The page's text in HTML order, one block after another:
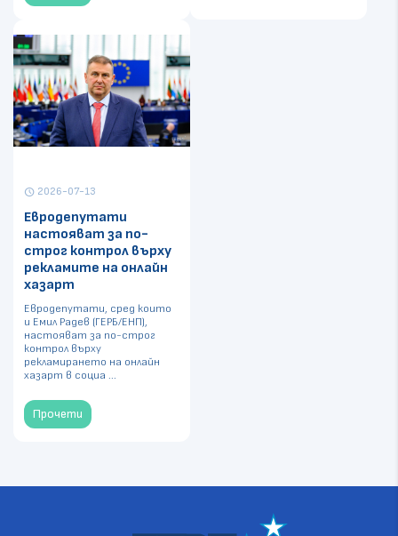
schedule 2026-07-13
Евродепутати
настояват за по-
строг контрол върху
рекламите на онлайн
хазарт
Евродепутати, сред които
и Емил Радев (ГЕРБ/ЕНП),
настояват за по-строг
контрол върху
рекламирането на онлайн
хазарт в социа ...
Прочети